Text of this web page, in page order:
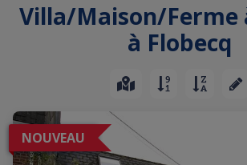
Villa/Maison/Ferme
à Flobecq
NOUVEAU